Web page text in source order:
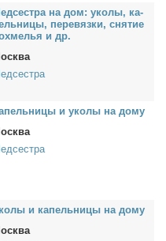
на дом: уко­лы, ка­
пе­ре­вяз­ки, сня­тие
и др.
и уко­лы на до­му
и ка­пель­ни­цы на до­му